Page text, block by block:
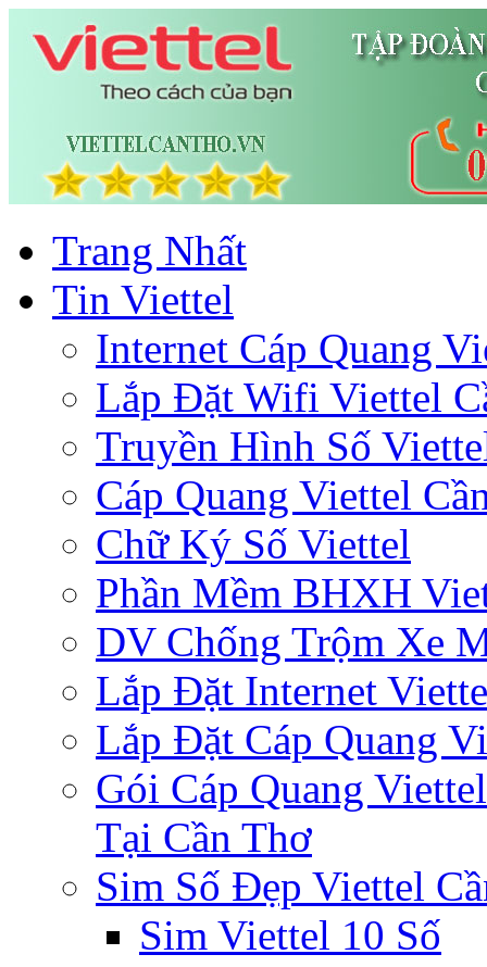
Trang Nhất
Tin Viettel
Internet Cáp Quang
Lắp Đặt Wifi Viettel
Truyền Hình Số
Cáp Quang Viettel
Chữ Ký Số Viettel
Phần Mềm BHXH
DV Chống Trộm Xe
Lắp Đặt Internet
Lắp Đặt Cáp Quang
Gói Cáp Quang
Tại Cần Thơ
Sim Số Đẹp Viettel
Sim Viettel 10 Số